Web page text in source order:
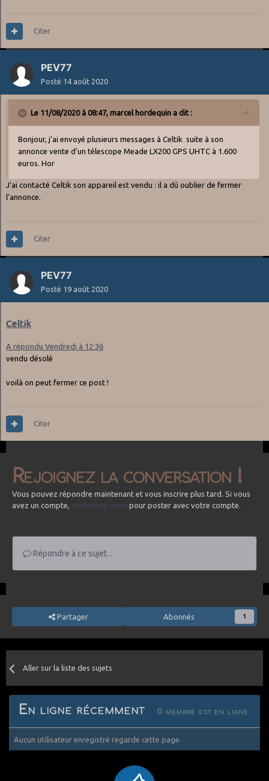
Citer
PEV77
Posté 14 août 2020
Le 11/08/2020 à 08:47, marcel hordequin a dit :
Bonjour, j'ai envoyé plusieurs messages à Celtik suite à son
annonce vente d'un télescope Meade LX200 GPS UHTC à 1.600
euros. Hor
J'ai contacté Celtik son appareil est vendu : il a dû oublier de fermer
l'annonce.
Citer
PEV77
Posté 19 août 2020
Celtik
A répondu Vendredi à 12:36
vendu désolé
voilà on peut fermer ce post !
Citer
Rejoignez la conversation !
Vous pouvez répondre maintenant et vous inscrire plus tard. Si vous
avez un compte, connectez-vous pour poster avec votre compte.
Répondre à ce sujet…
Partager Abonnés 1
Aller sur la liste des sujets
En ligne récemment 0 membre est en ligne
Aucun utilisateur enregistré regarde cette page.